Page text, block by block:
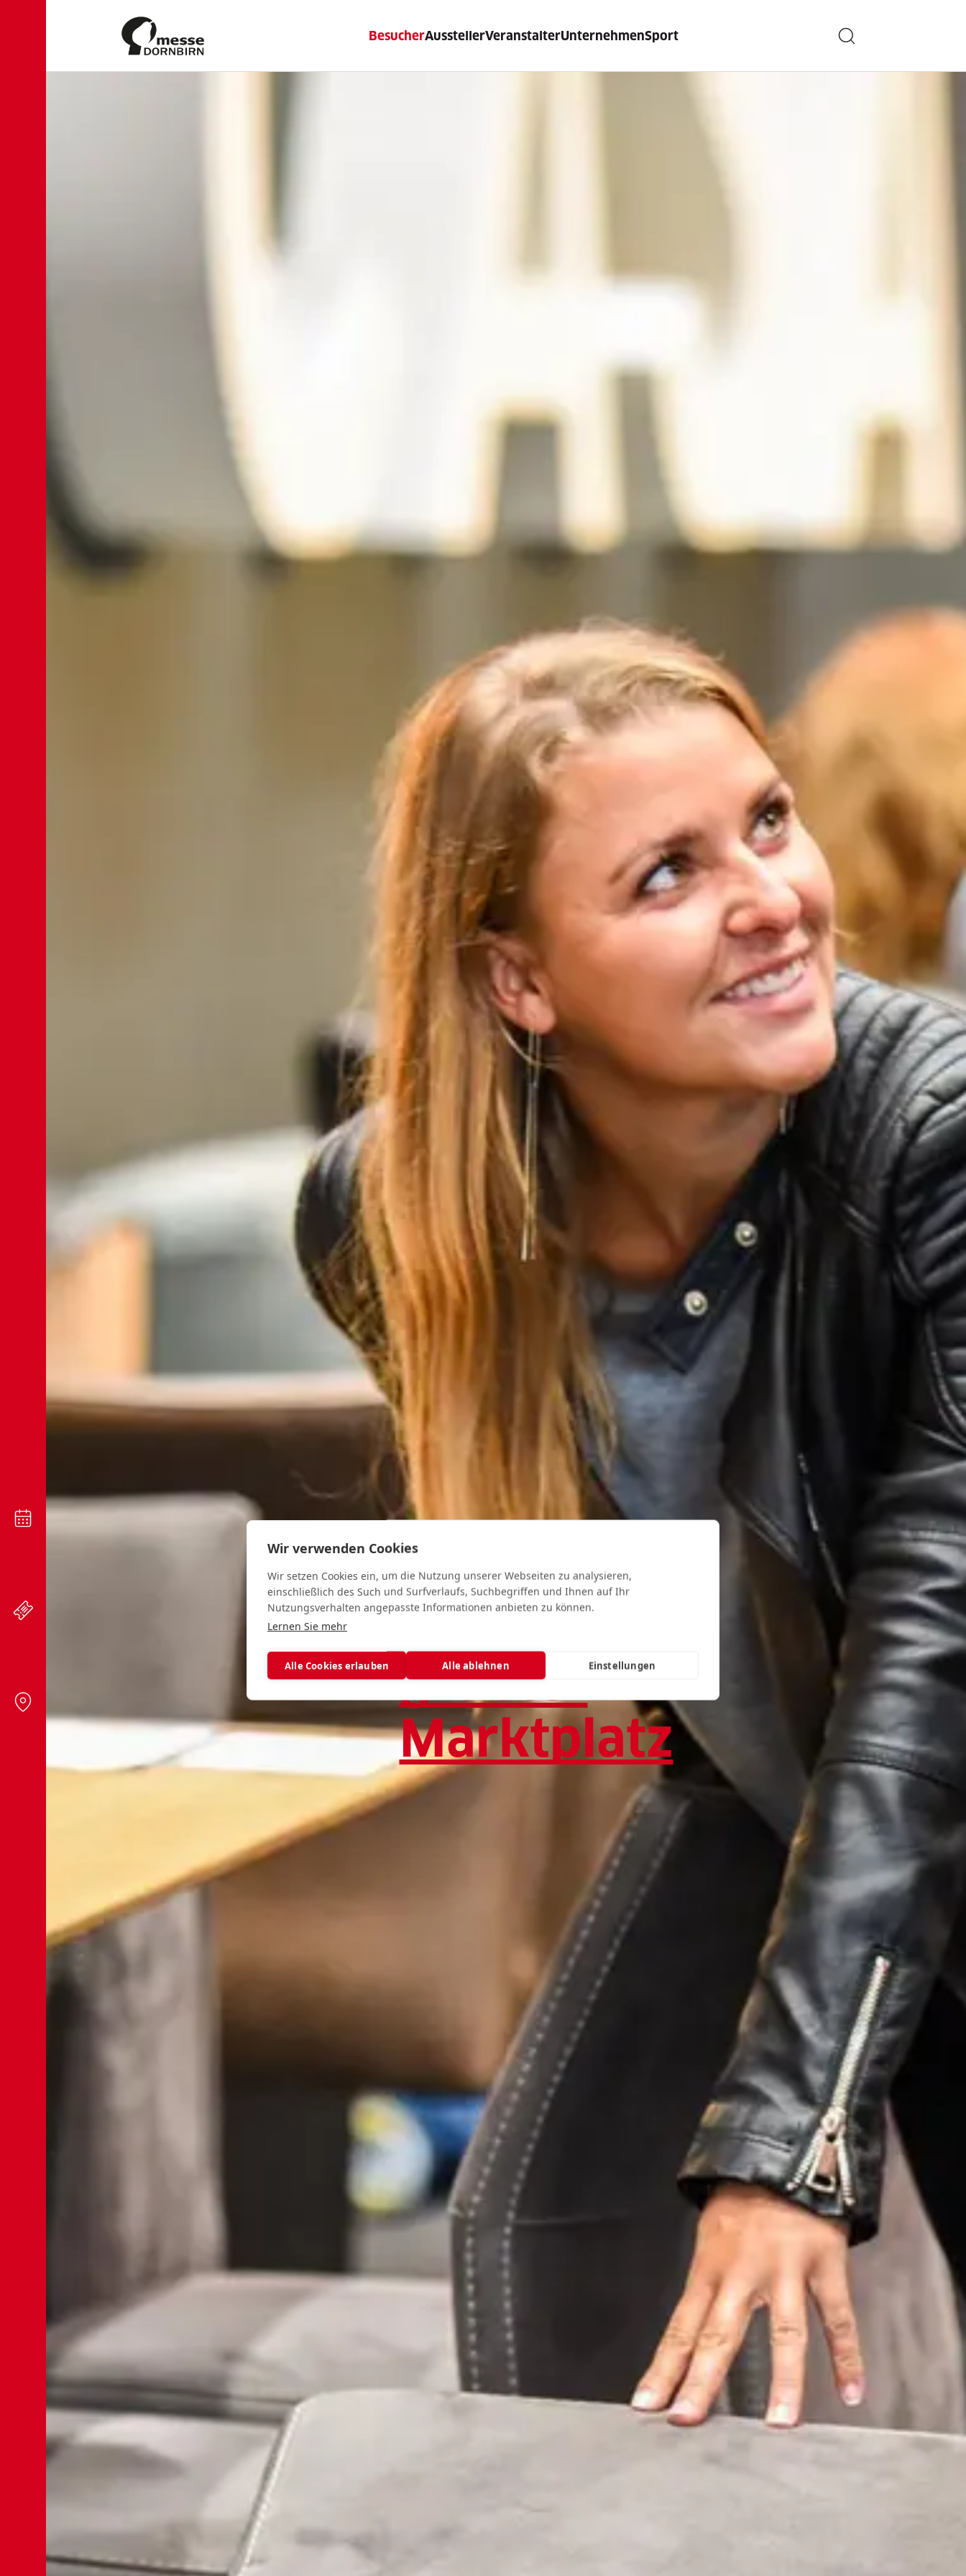
BesucherAusstellerVeranstalterUnternehmenSport
Vorarlbergs
größter
Marktplatz
Wir verwenden Cookies
Wir setzen Cookies ein, um die Nutzung unserer Webseiten zu analysieren,
einschließlich des Such und Surfverlaufs, Suchbegriffen und Ihnen auf Ihr
Nutzungsverhalten angepasste Informationen anbieten zu können.
Lernen Sie mehr
Alle Cookies erlauben Alle ablehnen Einstellungen